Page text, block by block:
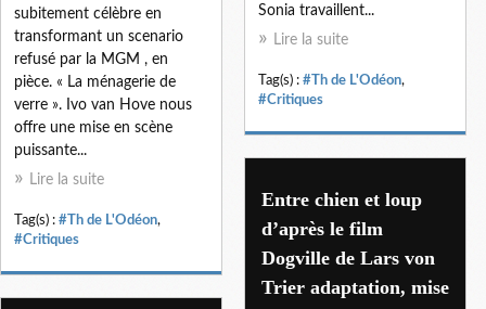
Sonia travaillent...
Lire la suite
Tag(s) : #Th de L'Odéon,
#Critiques
subitement célèbre en
transformant un scenario
refusé par la MGM , en
pièce. « La ménagerie de
verre ». Ivo van Hove nous
offre une mise en scène
puissante...
Lire la suite
Tag(s) : #Th de L'Odéon,
#Critiques
Entre chien et loup
d’après le film
Dogville de Lars von
Trier adaptation, mise